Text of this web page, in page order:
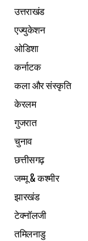
उत्तराखंड
एज्युकेशन
ओडिशा
कर्नाटक
कला और संस्कृति
केरलम
गुजरात
चुनाव
छत्तीसगढ़
जम्मू & कश्मीर
झारखंड
टेक्नॉलजी
तमिलनाडु